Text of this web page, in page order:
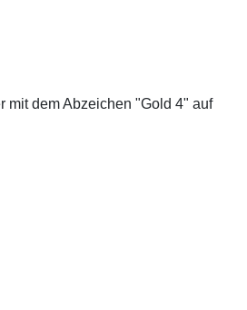
mit dem Abzeichen "Gold 4" auf